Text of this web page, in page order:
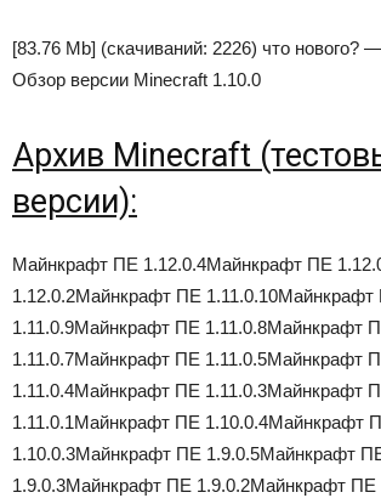
[83.76 Mb] (cкачиваний: 2226) что нового?
Обзор версии Minecraft 1.10.0
Архив Minecraft
версии):
Майнкрафт ПЕ 1.12.0.4Майнкрафт ПЕ
1.12.0.2Майнкрафт ПЕ 1.11.0.10Майнкрафт
1.11.0.9Майнкрафт ПЕ 1.11.0.8Майнкрафт
1.11.0.7Майнкрафт ПЕ 1.11.0.5Майнкрафт
1.11.0.4Майнкрафт ПЕ 1.11.0.3Майнкрафт
1.11.0.1Майнкрафт ПЕ 1.10.0.4Майнкрафт
1.10.0.3Майнкрафт ПЕ 1.9.0.5Майнкрафт
1.9.0.3Майнкрафт ПЕ 1.9.0.2Майнкрафт ПЕ